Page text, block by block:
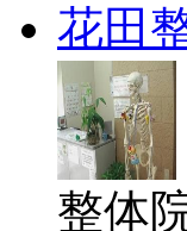
花田
整体